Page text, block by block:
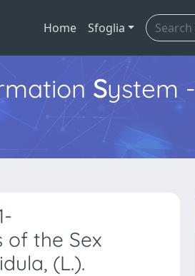
Home Sfoglia
System -
of the Sex
(L.).